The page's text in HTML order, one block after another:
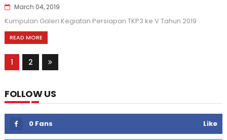
March 04, 2019
Kumpulan Galeri Kegiatan Persiapan TKP3 ke V Tahun 2019
READ MORE
1 2
FOLLOW US
0 Fans Like